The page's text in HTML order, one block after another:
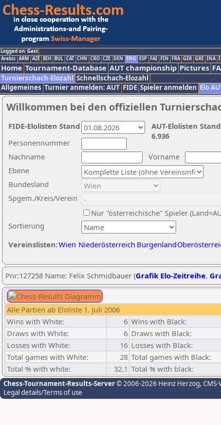
Logged on: Gast
Arabic ARM AZE BIH BUL CAT CHN CRO CZE DEN ENG ESP FAI FIN FRA GER GRE INA
Home Tournament-Database AUT championship Pictures
Turnierschach-Elozahl Schnellschach-Elozahl
Allgemeines Turnier anmelden: AUT FIDE Spieler anmelden Elo
Willkommen bei den offiziellen
Nachname
Vorname
Ebene
Sortierung
Personennummer
Bundesland
Spgem./Kreis/Verein
Nur "österreichische" Spieler
Vereinslisten:Wien Niederösterreich Burgenland
AUT-Elolisten
6.936
FIDE-Elolisten Stand
Pnr:127258 Name: Felix Schmidbauer (Grafik Elo-Zeitreihe,
Alle Partien ab Eloliste 1. Juli 2006
Wins with White:
6 Wins with Black:
Draws with White:
6 Draws with Black:
Losses with White:
16 Losses with Black:
Total games with White:
28 Total games with Black:
Total % with white:
32,1 Total % with black:
Chess-Tournament-Results-Server© 2006-2026 Heinz Herzog,
Legal details/Terms of use